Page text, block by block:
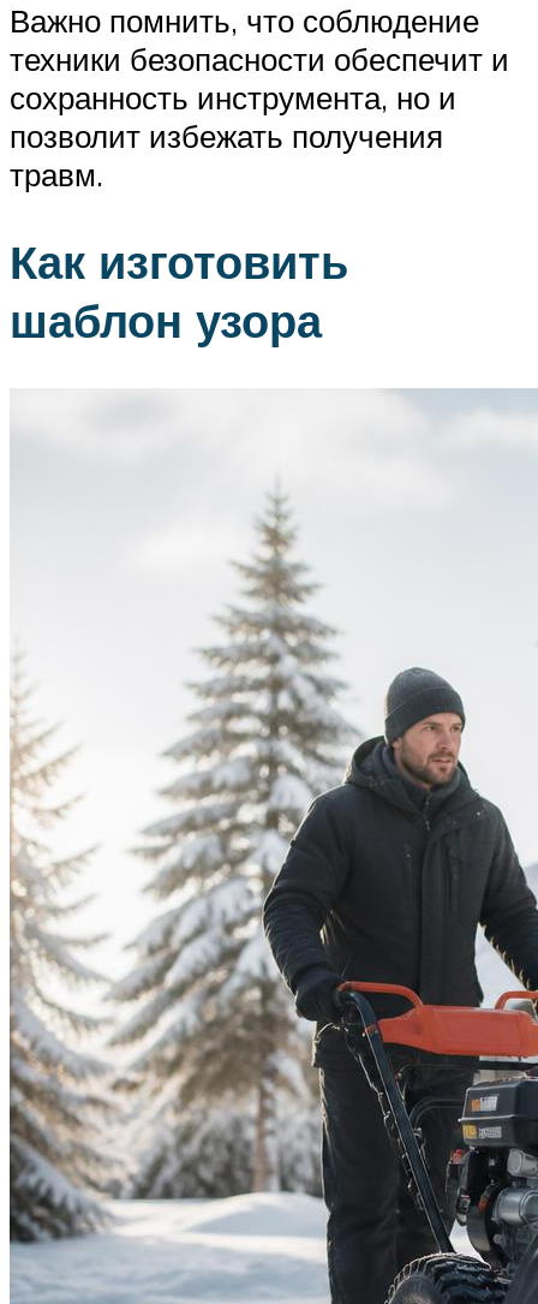
Важно помнить, что соблюдение
техники безопасности обеспечит и
сохранность инструмента, но и
позволит избежать получения
травм.
Как изготовить
шаблон узора